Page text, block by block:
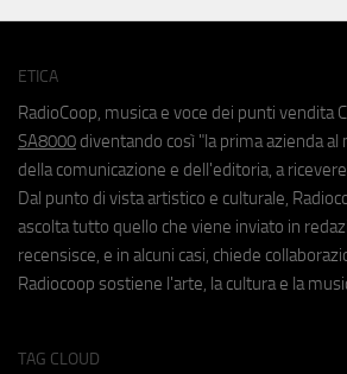
ETICA
RadioCoop, musica e voce dei punti vendita
SA8000 diventando così "la prima azienda
della comunicazione e dell'editoria, a
Dal punto di vista artistico e culturale,
ascolta tutto quello che viene inviato in
recensisce, e in alcuni casi, chiede
Radiocoop sostiene l'arte, la cultura e la
TAG CLOUD